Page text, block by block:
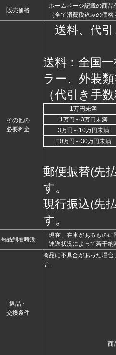
販売価格
ホームページ記載の商品
（全て消費税込みの価格
その他の
必要料金
送料、代引
送料：全国
ラー、外装
（代引き手
1万円未満
1万円～3万円未満
3万円～10万円未満
10万円～30万円未満
郵便振替(先
す。
現行振込(先
す。
商品到着時期
現在、在庫があるものに
運送状況によって若干納
返品・
交換条件
商品に不具合があった場
す。
商